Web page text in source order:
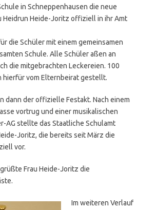
in Schneppenhausen die neue
Heidrun Heide-Joritz offiziell in ihr Amt
die Schüler mit einem gemeinsamen
Schule. Alle Schüler aßen an
die mitgebrachten Leckereien. 100
hierfür vom Elternbeirat gestellt.
dann der offizielle Festakt. Nach einem
vortrug und einer musikalischen
AG stellte das Staatliche Schulamt
Joritz, die bereits seit März die
vor.
Frau Heide-Joritz die
Im weiteren Verlauf